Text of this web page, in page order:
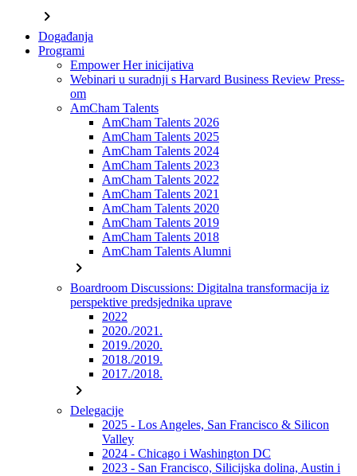
chevron_right
Događanja
Programi
Empower Her inicijativa
Webinari u suradnji s Harvard Business Review Press-
om
AmCham Talents
AmCham Talents 2026
AmCham Talents 2025
AmCham Talents 2024
AmCham Talents 2023
AmCham Talents 2022
AmCham Talents 2021
AmCham Talents 2020
AmCham Talents 2019
AmCham Talents 2018
AmCham Talents Alumni
chevron_right
Boardroom Discussions: Digitalna transformacija iz
perspektive predsjednika uprave
2022
2020./2021.
2019./2020.
2018./2019.
2017./2018.
chevron_right
Delegacije
2025 - Los Angeles, San Francisco & Silicon
Valley
2024 - Chicago i Washington DC
2023 - San Francisco, Silicijska dolina, Austin i